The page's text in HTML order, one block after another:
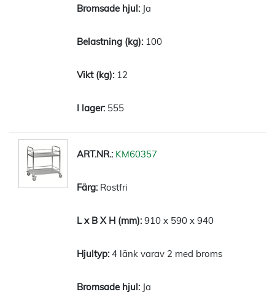
Ja
100
12
555
KM60357
Rostfri
910 x 590 x 940
4 länk varav 2 med broms
Ja